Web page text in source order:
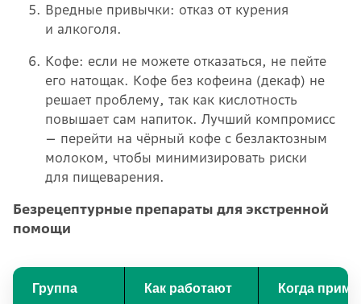
Вредные привычки: отказ от курения
и алкоголя.
Кофе: если не можете отказаться, не пейте
его натощак. Кофе без кофеина (декаф) не
решает проблему, так как кислотность
повышает сам напиток. Лучший компромисс
— перейти на чёрный кофе с безлактозным
молоком, чтобы минимизировать риски
для пищеварения.
Безрецептурные препараты для экстренной
помощи
Группа Как работают Когда